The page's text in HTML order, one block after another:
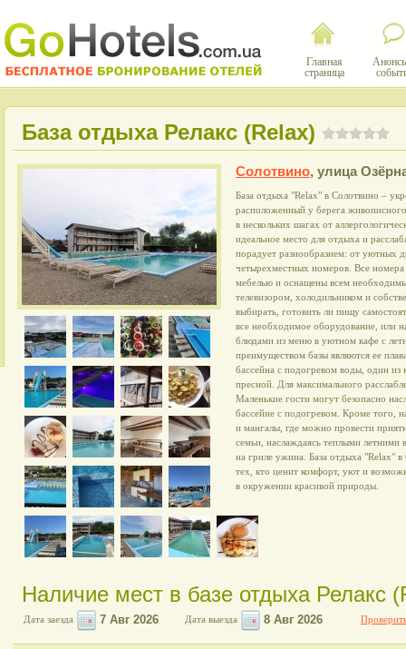
Главная
страница
База отдыха Релакс (Relax)
Солотвино, улица
База отдыха "Relax" в Солотвино –
расположенный у берега
в нескольких шагах от
идеальное место для отдыха и
порадует разнообразием: от уютных
четырехместных номеров. Все
мебелью и оснащены всем
телевизором, холодильником и
выбирать, готовить ли пищу
все необходимое оборудование, или
блюдами из меню в уютном кафе с
преимуществом базы являются ее
бассейна с подогревом воды, один
пресной. Для максимального
Маленькие гости могут безопасно
бассейне с подогревом. Кроме того,
и мангалы, где можно провести
семьи, наслаждаясь теплыми летними
на гриле ужина. База отдыха "Relax"
тех, кто ценит комфорт, уют и
в окружении красивой природы.
Наличие мест в базе отдыха Релакс
Дата заезда Дата выезда